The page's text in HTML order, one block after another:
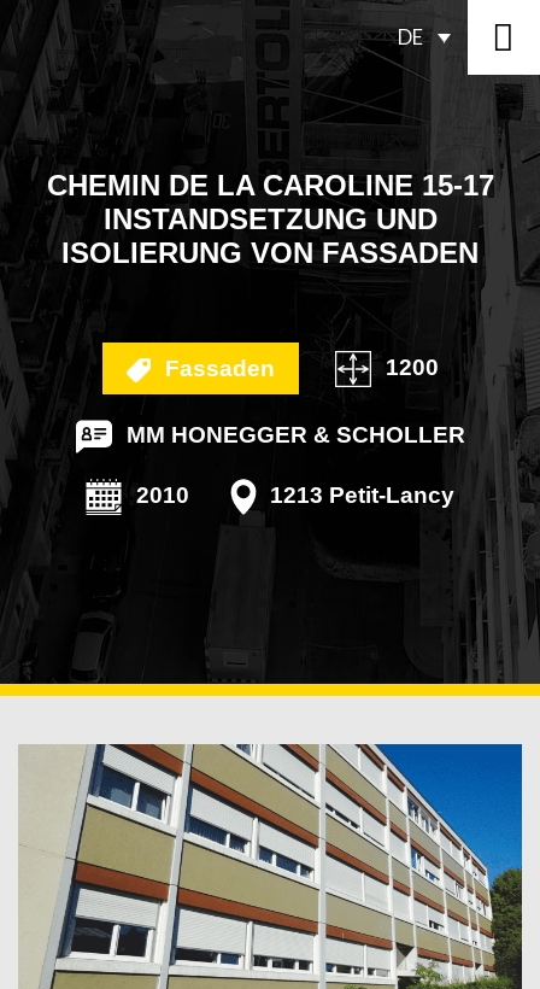
DE
CHEMIN DE LA CAROLINE 15-17
INSTANDSETZUNG UND
ISOLIERUNG VON FASSADEN
Fassaden 1200
MM HONEGGER & SCHOLLER
2010 1213 Petit-Lancy